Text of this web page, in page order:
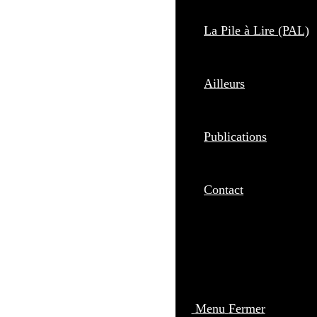
La Pile à Lire (PAL)
Ailleurs
Publications
Contact
Menu Fermer